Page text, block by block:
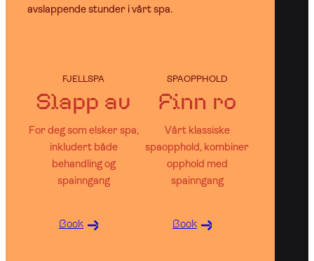
avslappende stunder i vårt spa.
FJELLSPA
Slapp av
For deg som elsker spa,
inkludert både
behandling og
spainngang
Book
SPAOPPHOLD
Finn ro
Vårt klassiske
spaopphold, kombiner
opphold med
spainngang
Book